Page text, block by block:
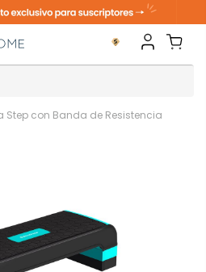
Step con Banda de Resistencia